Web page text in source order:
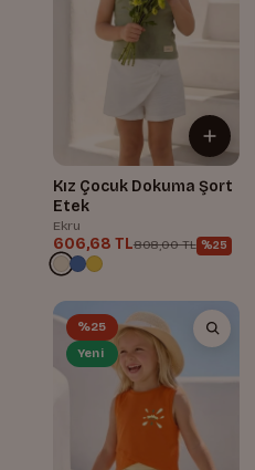
Kız Çocuk Dokuma Şort
Etek
Ekru
606,68 TL808,00 TL %25
%25
Yeni